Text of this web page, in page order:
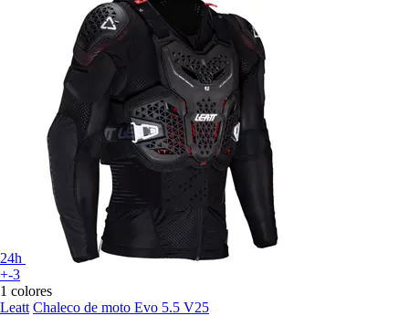
24h
+-3
1 colores
Leatt Chaleco de moto Evo 5.5 V25